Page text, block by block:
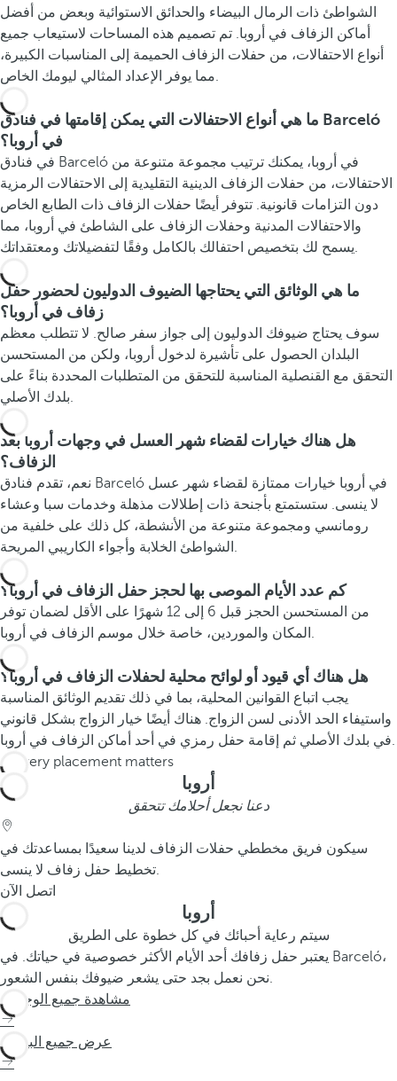
الشواطئ ذات الرمال البيضاء والحدائق الاستوائية وبعض من أفضل
أماكن الزفاف في أروبا. تم تصميم هذه المساحات لاستيعاب جميع
أنواع الاحتفالات، من حفلات الزفاف الحميمة إلى المناسبات الكبيرة،
مما يوفر الإعداد المثالي ليومك الخاص.
ما هي أنواع الاحتفالات التي يمكن إقامتها في فنادق Barceló
في أروبا؟
في فنادق Barceló في أروبا، يمكنك ترتيب مجموعة متنوعة من
الاحتفالات، من حفلات الزفاف الدينية التقليدية إلى الاحتفالات الرمزية
دون التزامات قانونية. تتوفر أيضًا حفلات الزفاف ذات الطابع الخاص
والاحتفالات المدنية وحفلات الزفاف على الشاطئ في أروبا، مما
يسمح لك بتخصيص احتفالك بالكامل وفقًا لتفضيلاتك ومعتقداتك.
ما هي الوثائق التي يحتاجها الضيوف الدوليون لحضور حفل
زفاف في أروبا؟
سوف يحتاج ضيوفك الدوليون إلى جواز سفر صالح. لا تتطلب معظم
البلدان الحصول على تأشيرة لدخول أروبا، ولكن من المستحسن
التحقق مع القنصلية المناسبة للتحقق من المتطلبات المحددة بناءً على
بلدك الأصلي.
هل هناك خيارات لقضاء شهر العسل في وجهات أروبا بعد
الزفاف؟
نعم، تقدم فنادق Barceló في أروبا خيارات ممتازة لقضاء شهر عسل
لا ينسى. ستستمتع بأجنحة ذات إطلالات مذهلة وخدمات سبا وعشاء
رومانسي ومجموعة متنوعة من الأنشطة، كل ذلك على خلفية من
الشواطئ الخلابة وأجواء الكاريبي المريحة.
كم عدد الأيام الموصى بها لحجز حفل الزفاف في أروبا؟
من المستحسن الحجز قبل 6 إلى 12 شهرًا على الأقل لضمان توفر
المكان والموردين، خاصة خلال موسم الزفاف في أروبا.
هل هناك أي قيود أو لوائح محلية لحفلات الزفاف في أروبا؟
يجب اتباع القوانين المحلية، بما في ذلك تقديم الوثائق المناسبة
واستيفاء الحد الأدنى لسن الزواج. هناك أيضًا خيار الزواج بشكل قانوني
في بلدك الأصلي ثم إقامة حفل رمزي في أحد أماكن الزفاف في أروبا.
أروبا
دعنا نجعل أحلامك تتحقق
سيكون فريق مخططي حفلات الزفاف لدينا سعيدًا بمساعدتك في
تخطيط حفل زفاف لا ينسى.
اتصل الآن
أروبا
سيتم رعاية أحبائك في كل خطوة على الطريق
يعتبر حفل زفافك أحد الأيام الأكثر خصوصية في حياتك. في Barceló،
نحن نعمل بجد حتى يشعر ضيوفك بنفس الشعور.
مشاهدة جميع الوجهات
عرض جميع الباقات